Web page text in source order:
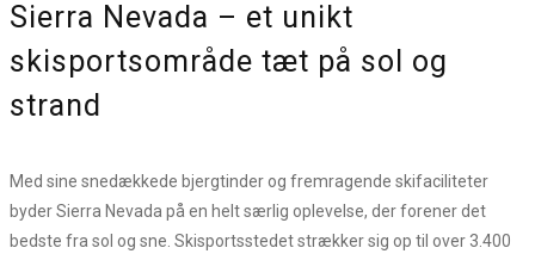
Sierra Nevada – et unikt
skisportsområde tæt på sol og
strand
Med sine snedækkede bjergtinder og fremragende skifaciliteter
byder Sierra Nevada på en helt særlig oplevelse, der forener det
bedste fra sol og sne. Skisportsstedet strækker sig op til over 3.400